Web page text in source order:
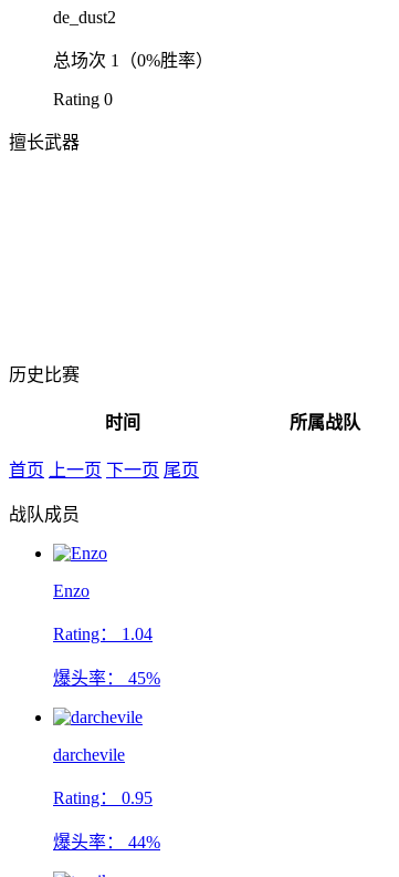
de_dust2
总场次 1（0%胜率）
Rating 0
擅长武器
历史比赛
时间 所属战队
首页 上一页 下一页 尾页
战队成员
Enzo
Rating： 1.04
爆头率： 45%
darchevile
Rating： 0.95
爆头率： 44%